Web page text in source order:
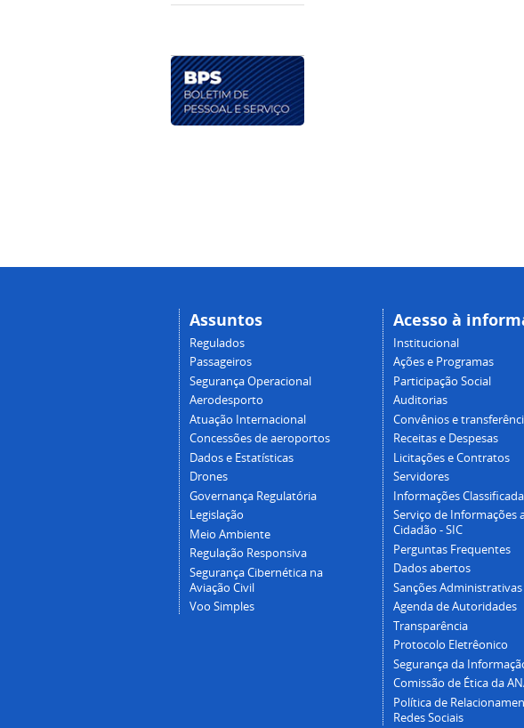
Assuntos
Regulados
Passageiros
Segurança Operacional
Aerodesporto
Atuação Internacional
Concessões de aeroportos
Dados e Estatísticas
Drones
Governança Regulatória
Legislação
Meio Ambiente
Regulação Responsiva
Segurança Cibernética na
Aviação Civil
Voo Simples
Acesso à
Institucional
Ações e Programas
Participação Social
Auditorias
Convênios e
Receitas e Despesas
Licitações e Contratos
Servidores
Informações
Serviço de Informações
Cidadão - SIC
Perguntas Frequentes
Dados abertos
Sanções Administrativas
Agenda de Autoridades
Transparência
Protocolo Eletrêonico
Segurança da
Comissão de Ética da
Política de
Redes Sociais